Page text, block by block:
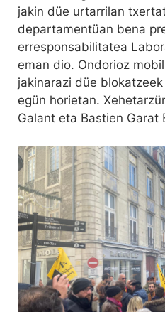
jakin düe urtarrilan
departamentüan bena
erresponsabilitatea
eman dio. Ondorioz
jakinarazi düe
egün horietan.
Galant eta Bastien Garat